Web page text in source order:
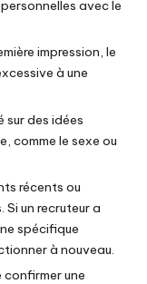
avec le
impression, le
à une
sur des idées
comme le sexe ou
récents ou
un recruteur a
spécifique
à nouveau.
confirmer une